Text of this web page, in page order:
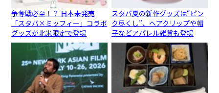
争奪戦必至！？ 日本未発売
「スタバ×ミッフィー」コラボ
グッズが北米限定で登場
スタバ夏の新作グッズは“ピン
ク尽くし”、ヘアクリップや帽
子などアパレル雑貨も登場